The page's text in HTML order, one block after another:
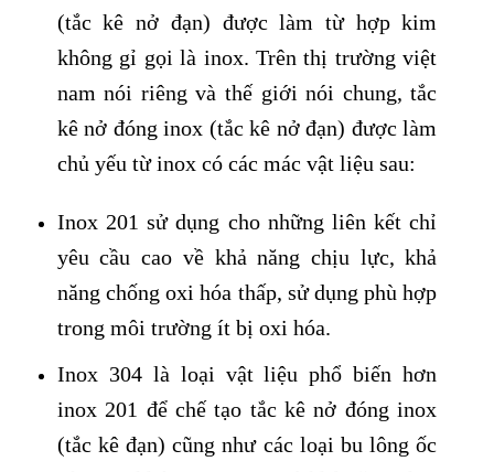
(tắc kê nở đạn) được làm từ hợp kim
không gỉ gọi là inox. Trên thị trường việt
nam nói riêng và thế giới nói chung, tắc
kê nở đóng inox (tắc kê nở đạn) được làm
chủ yếu từ inox có các mác vật liệu sau:
Inox 201 sử dụng cho những liên kết chỉ
yêu cầu cao về khả năng chịu lực, khả
năng chống oxi hóa thấp, sử dụng phù hợp
trong môi trường ít bị oxi hóa.
Inox 304 là loại vật liệu phổ biến hơn
inox 201 để chế tạo tắc kê nở đóng inox
(tắc kê đạn) cũng như các loại bu lông ốc